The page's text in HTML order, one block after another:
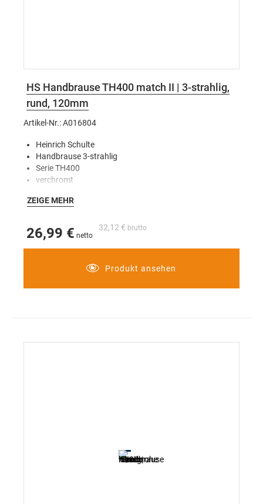
HS Handbrause TH400 match II | 3-strahlig,
rund, 120mm
Artikel-Nr.: A016804
Heinrich Schulte
Handbrause 3-strahlig
Serie TH400
verchromt
voller Brauseregen, Massagestrahl und Mix
Antikalk
mit beiliegender WRD bis zu 40% Wasserersparnis
für Durchlauferhitzer geeignet
Kopfdurchmesser 120 mm
mit Drucktaste
ZEIGE MEHR
32,12 €
26,99 €
Produkt ansehen